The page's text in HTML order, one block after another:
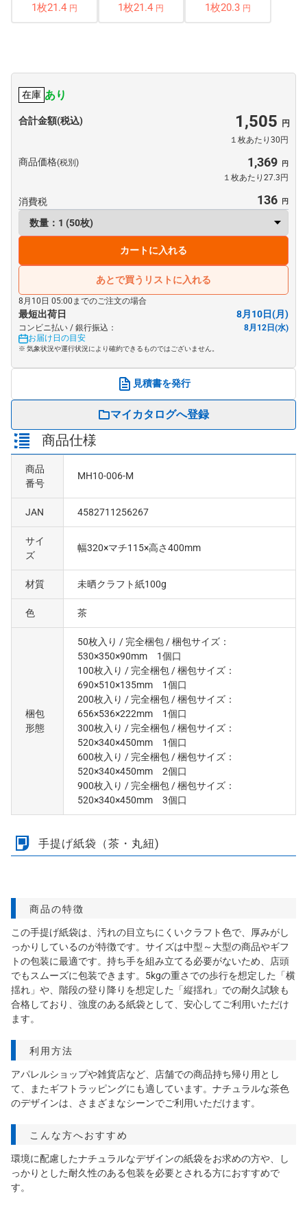
1枚21.4 円 1枚21.4 円 1枚20.3 円
在庫 あり
合計金額(税込) 1,505
１枚あたり30円
商品価格(税別) 1,369
１枚あたり27.3円
消費税 136
カートに入れる
あとで買うリストに入れる
8月10日 05:00までのご注文の場合
最短出荷日 8月10日(月)
コンビニ払い / 銀行振込：
8月12日(水)
お届け日の目安
※ 気象状況や運行状況により確約できるものではございません。
見積書を発行
マイカタログへ登録
商品仕様
商品
番号
MH10-006-M
JAN 4582711256267
サイ
ズ
幅320×マチ115×高さ400mm
材質 未晒クラフト紙100g
色 茶
梱包
形態
50枚入り / 完全梱包 / 梱包サイズ：
530×350×90mm 1個口
100枚入り / 完全梱包 / 梱包サイズ：
690×510×135mm 1個口
200枚入り / 完全梱包 / 梱包サイズ：
656×536×222mm 1個口
300枚入り / 完全梱包 / 梱包サイズ：
520×340×450mm 1個口
600枚入り / 完全梱包 / 梱包サイズ：
520×340×450mm 2個口
900枚入り / 完全梱包 / 梱包サイズ：
520×340×450mm 3個口
手提げ紙袋（茶・丸紐)
商品の特徴
この手提げ紙袋は、汚れの目立ちにくいクラフト色で、厚みがし
っかりしているのが特徴です。サイズは中型～大型の商品やギフ
トの包装に最適です。持ち手を組み立てる必要がないため、店頭
でもスムーズに包装できます。5kgの重さでの歩行を想定した「横
揺れ」や、階段の登り降りを想定した「縦揺れ」での耐久試験も
合格しており、強度のある紙袋として、安心してご利用いただけ
ます。
利用方法
アパレルショップや雑貨店など、店舗での商品持ち帰り用とし
て、またギフトラッピングにも適しています。ナチュラルな茶色
のデザインは、さまざまなシーンでご利用いただけます。
こんな方へおすすめ
環境に配慮したナチュラルなデザインの紙袋をお求めの方や、し
っかりとした耐久性のある包装を必要とされる方におすすめで
す。